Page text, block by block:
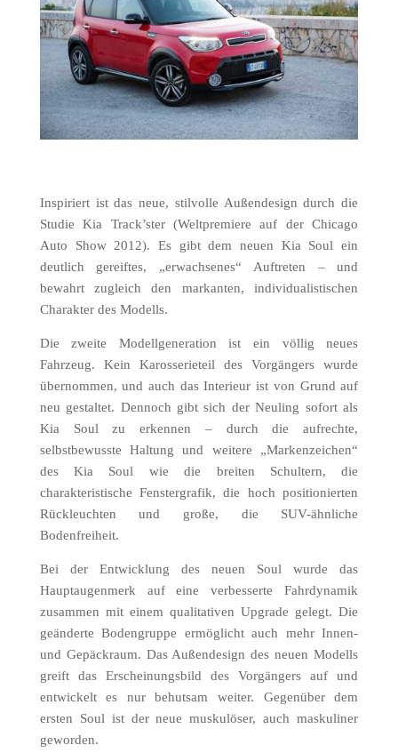
Inspiriert ist das neue, stilvolle Außendesign durch die
Studie Kia Track’ster (Weltpremiere auf der Chicago
Auto Show 2012). Es gibt dem neuen Kia Soul ein
deutlich gereiftes, „erwachsenes“ Auftreten – und
bewahrt zugleich den markanten, individualistischen
Charakter des Modells.
Die zweite Modellgeneration ist ein völlig neues
Fahrzeug. Kein Karosserieteil des Vorgängers wurde
übernommen, und auch das Interieur ist von Grund auf
neu gestaltet. Dennoch gibt sich der Neuling sofort als
Kia Soul zu erkennen – durch die aufrechte,
selbstbewusste Haltung und weitere „Markenzeichen“
des Kia Soul wie die breiten Schultern, die
charakteristische Fenstergrafik, die hoch positionierten
Rückleuchten und große, die SUV-ähnliche
Bodenfreiheit.
Bei der Entwicklung des neuen Soul wurde das
Hauptaugenmerk auf eine verbesserte Fahrdynamik
zusammen mit einem qualitativen Upgrade gelegt. Die
geänderte Bodengruppe ermöglicht auch mehr Innen-
und Gepäckraum. Das Außendesign des neuen Modells
greift das Erscheinungsbild des Vorgängers auf und
entwickelt es nur behutsam weiter. Gegenüber dem
ersten Soul ist der neue muskulöser, auch maskuliner
geworden.